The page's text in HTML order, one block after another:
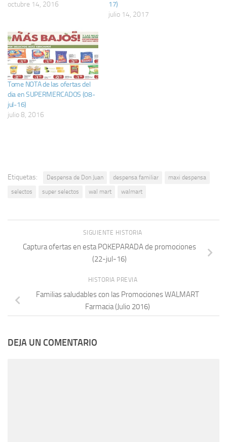
octubre 14, 2016
17)
julio 14, 2017
Tome NOTA de las ofertas del
dia en SUPERMERCADOS (08-
jul-16)
julio 8, 2016
Etiquetas: Despensa de Don Juan despensa familiar
maxi despensa
selectos
super selectos wal mart walmart
SIGUIENTE HISTORIA
Captura ofertas en esta POKEPARADA de promociones
(22-jul-16)
HISTORIA PREVIA
Familias saludables con las Promociones WALMART
Farmacia (Julio 2016)
DEJA UN COMENTARIO